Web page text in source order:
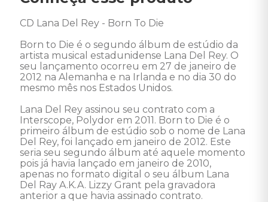
CD Lana Del Rey - Born To Die
Born to Die é o segundo álbum de estúdio da
artista musical estadunidense Lana Del Rey. O
seu lançamento ocorreu em 27 de janeiro de
2012 na Alemanha e na Irlanda e no dia 30 do
mesmo mês nos Estados Unidos.
Lana Del Rey assinou seu contrato com a
Interscope, Polydor em 2011. Born to Die é o
primeiro álbum de estúdio sob o nome de Lana
Del Rey, foi lançado em janeiro de 2012. Este
seria seu segundo álbum até aquele momento
pois já havia lançado em janeiro de 2010,
apenas no formato digital o seu álbum Lana
Del Ray A.K.A. Lizzy Grant pela gravadora
anterior a que havia assinado contrato.